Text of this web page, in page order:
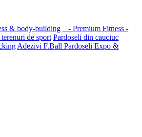
& body-building
- Premium Fitness -
de sport Pardoseli din cauciuc
Adezivi F.Ball Pardoseli Expo &